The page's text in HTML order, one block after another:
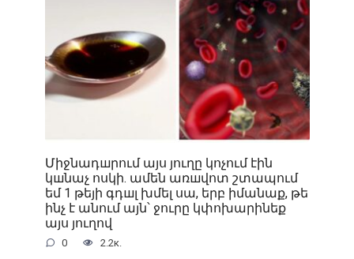
Միջնադшրում այս յուղը կոչում էին
կшնաչ ոսկի. ամեն առшվոտ շտապում
եմ 1 թեյի գդшլ խմել սա, երբ իմանաք, թե
ինչ է անում այն՝ ջուրը կփոխարինեք
այս յուղով
0 2.2к.